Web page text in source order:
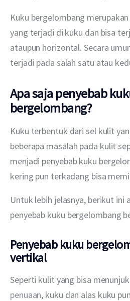
Kuku bergelombang
yang terjadi di kuku dan bisa
ataupun horizontal. Secara
terjadi pada salah satu atau
Apa saja penyebab
bergelombang?
Kuku terbentuk dari sel kulit
beberapa masalah pada kulit
menjadi penyebab kuku
kering pun terkadang bisa
Untuk lebih jelasnya, berikut ini
penyebab kuku bergelombang
Penyebab kuku
vertikal
Seperti kulit yang bisa
penuaan, kuku dan alas kuku